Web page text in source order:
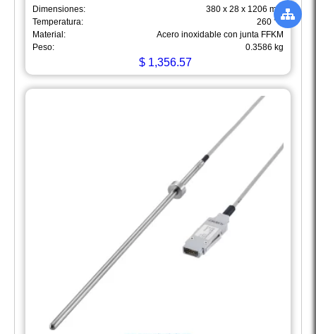
Dimensiones:
380 x 28 x 1206 mm
Temperatura:
260 °C
Material:
Acero inoxidable con junta FFKM
Peso:
0.3586 kg
$1,356.57